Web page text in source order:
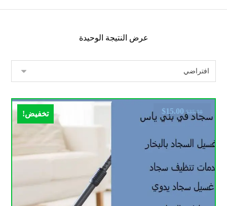
عرض النتيجة الوحيدة
تخفيض! $35.00
$15.00